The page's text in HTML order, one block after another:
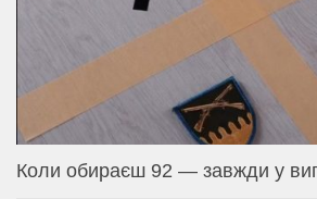
Коли обираєш 92 — завжди у